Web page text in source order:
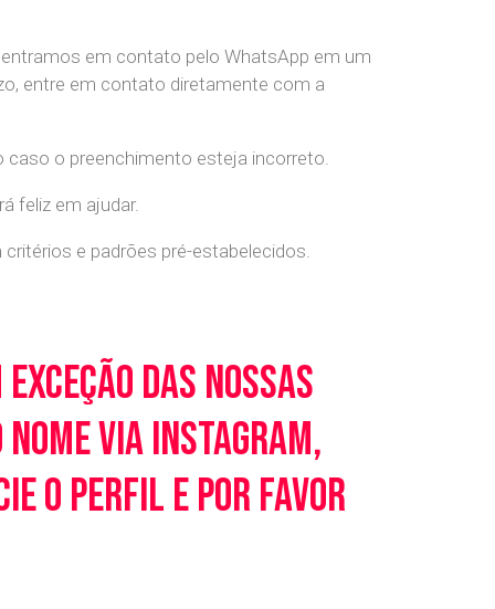
em contato pelo WhatsApp em um
entre em contato diretamente com a
o preenchimento esteja incorreto.
feliz em ajudar.
e padrões pré-estabelecidos.
das nossas
via Instagram,
o perfil e por favor